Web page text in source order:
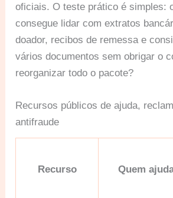
oficiais. O teste prático é simples:
consegue lidar com extratos
doador, recibos de remessa e
vários documentos sem obrigar o
reorganizar todo o pacote?
Recursos públicos de ajuda,
antifraude
Recurso Quem